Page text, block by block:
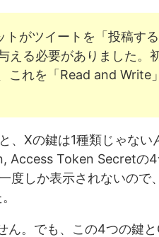
がツイートを「投稿す
える必要がありました。
これを「Read and Write
、Xの鍵は1種類じゃない
Access Token Secretの
度しか表示されないので
ん。でも、この4つの鍵